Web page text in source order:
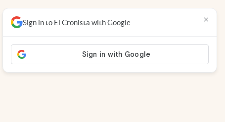
Sign in to El Cronista with Google ×